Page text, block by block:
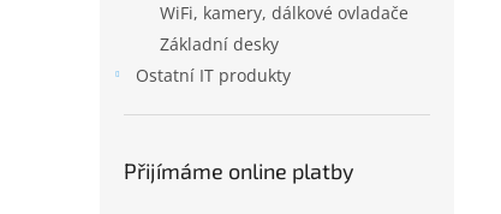
WiFi, kamery, dálkové ovladače
Základní desky
Ostatní IT produkty
Přijímáme online platby